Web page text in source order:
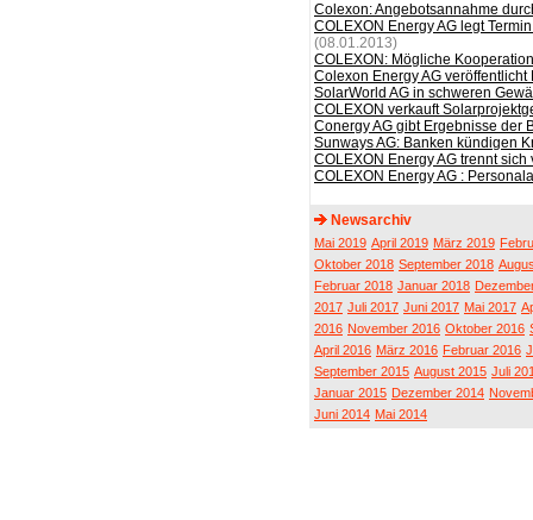
Colexon: Angebotsannahme
COLEXON Energy AG legt
(08.01.2013)
COLEXON: Mögliche
Colexon Energy AG
SolarWorld AG in schweren
COLEXON verkauft
Conergy AG gibt Ergebnisse der
Sunways AG: Banken kündigen
COLEXON Energy AG trennt
COLEXON Energy AG :
Newsarchiv
Mai 2019 April 2019 März 2019
Oktober 2018 September 2018
Februar 2018 Januar 2018
2017 Juli 2017 Juni 2017 Mai 2017
2016 November 2016 Oktober 2016
April 2016 März 2016 Februar 2016
September 2015 August 2015 Juli
Januar 2015 Dezember 2014
Juni 2014 Mai 2014